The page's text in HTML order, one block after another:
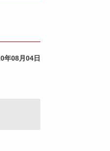
年08月04日